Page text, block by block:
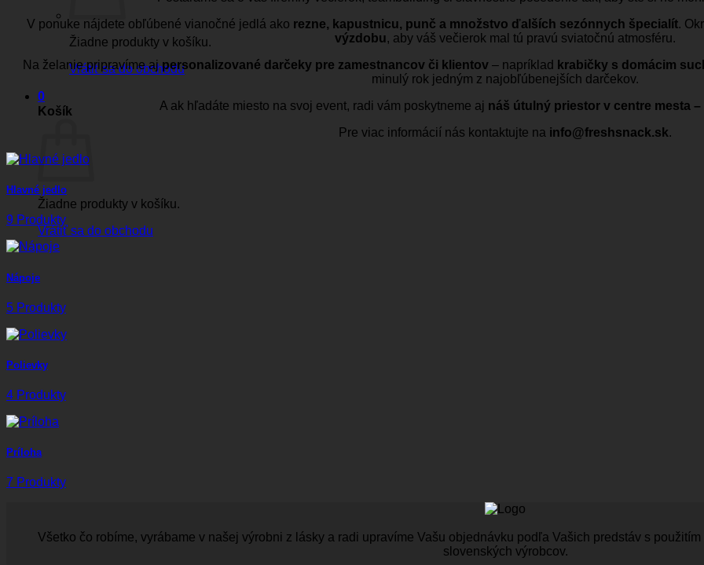
Žiadne produkty v košíku.
Vrátiť sa do obchodu
0
Košík
Žiadne produkty v košíku.
Vrátiť sa do obchodu
V ponuke nájdete obľúbené vianočné jedlá ako rezne, kapustnicu, punč a množstvo ďalších sezónnych špecialít.
výzdobu, aby váš večierok mal tú pravú sviatočnú atmosféru.
Na želanie pripravíme ajpersonalizované darčeky pre zamestnancov či klientov – napríklad krabičky s domácim
minulý rok jedným z najobľúbenejších darčekov.
A ak hľadáte miesto na svoj event, radi vám poskytneme aj náš útulný priestor v centre mesta
Pre viac informácií nás kontaktujte na info@freshsnack.sk.
Hlavné jedlo
9 Produkty
Nápoje
5 Produkty
Polievky
4 Produkty
Príloha
7 Produkty
Všetko čo robíme, vyrábame v našej výrobni z lásky a radi upravíme Vašu objednávku podľa Vašich predstáv s
slovenských výrobcov.